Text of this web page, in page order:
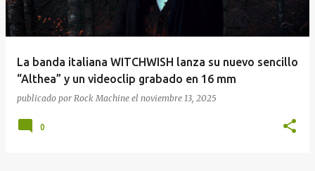
La banda italiana WITCHWISH lanza su nuevo sencillo
“Althea” y un videoclip grabado en 16 mm
publicado por Rock Machine el noviembre 13, 2025
0